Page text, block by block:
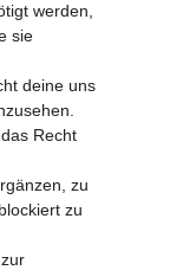
werden,
sie
deine uns
Recht
zu
zu